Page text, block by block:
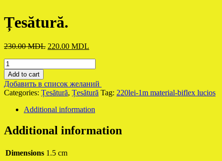
Țesătură.
230.00MDL Original
220.00 MDL
Țesătură.
quantity
Add to cart
Добавить в список желаний
Categories: Țesătură, Țesătură Tag: 220lei-1m material-biflex lucios
Additional information
Additional information
Dimensions 1.5 cm